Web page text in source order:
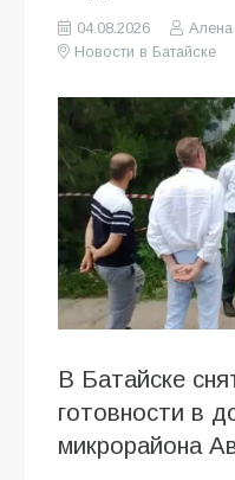
04.08.2026
Новости в Батайске
В Батайске
готовности в
микрорайона